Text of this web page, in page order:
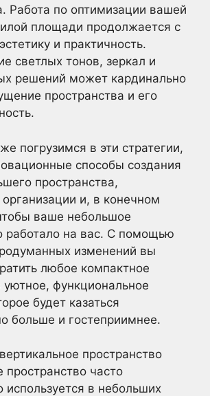
Работа по оптимизации вашей
площади продолжается с
и практичность.
светлых тонов, зеркал и
решений может кардинально
пространства и его
погрузимся в эти стратегии,
способы создания
пространства,
и, в конечном
ваше небольшое
работало на вас. С помощью
изменений вы
любое компактное
функциональное
будет казаться
больше и гостеприимнее.
пространство
пространство часто
используется в небольших